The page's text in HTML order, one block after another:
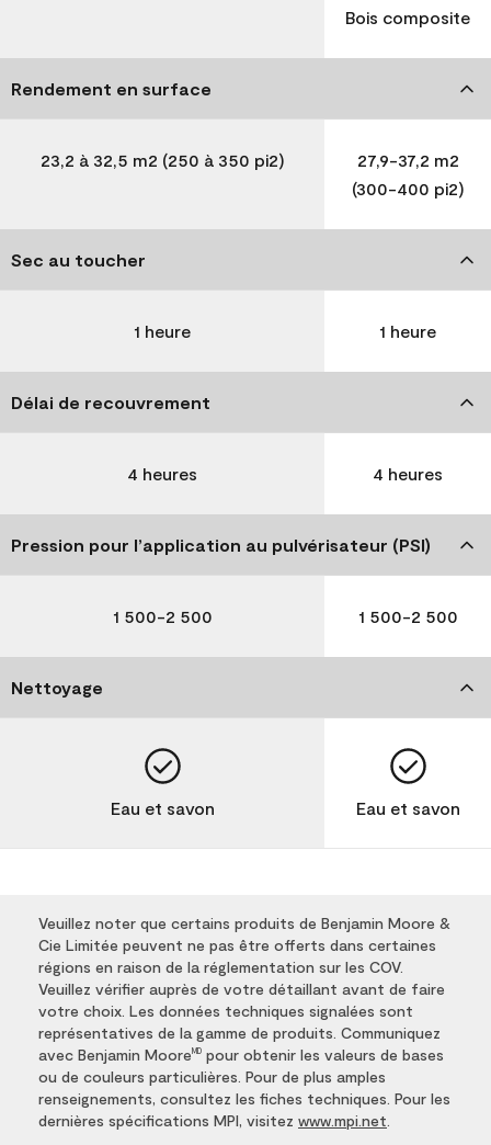
Bois composite
Rendement en surface
23,2 à 32,5 m2 (250 à 350 pi2)
27,9-37,2 m2
(300-400 pi2)
Sec au toucher
1 heure 1 heure
Délai de recouvrement
4 heures 4 heures
Pression pour l’application au pulvérisateur (PSI)
1 500-2 500 1 500-2 500
Nettoyage
Eau et savon Eau et savon
Veuillez noter que certains produits de Benjamin Moore &
Cie Limitée peuvent ne pas être offerts dans certaines
régions en raison de la réglementation sur les COV.
Veuillez vérifier auprès de votre détaillant avant de faire
votre choix. Les données techniques signalées sont
représentatives de la gamme de produits. Communiquez
avec Benjamin Moore MD pour obtenir les valeurs de bases
ou de couleurs particulières. Pour de plus amples
renseignements, consultez les fiches techniques. Pour les
dernières spécifications MPI, visitez www.mpi.net